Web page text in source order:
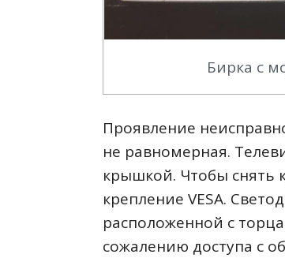
Бирка с
Проявление
не равномерная.
крышкой. Чтобы снять
крепление VESA.
расположенной с
сожалению доступа с